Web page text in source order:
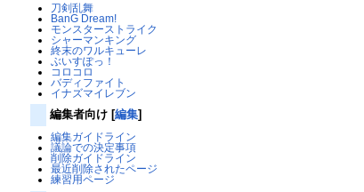
刀剣乱舞
BanG Dream!
モンスターストライク
シャーマンキング
終末のワルキューレ
ぶいすぽっ！
コロコロ
バディファイト
イナズマイレブン
編集者向け [編集]
編集ガイドライン
議論での決定事項
削除ガイドライン
最近削除されたページ
練習用ページ